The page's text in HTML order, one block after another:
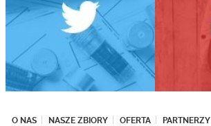
O NAS NASZE ZBIORY OFERTA PARTNERZY